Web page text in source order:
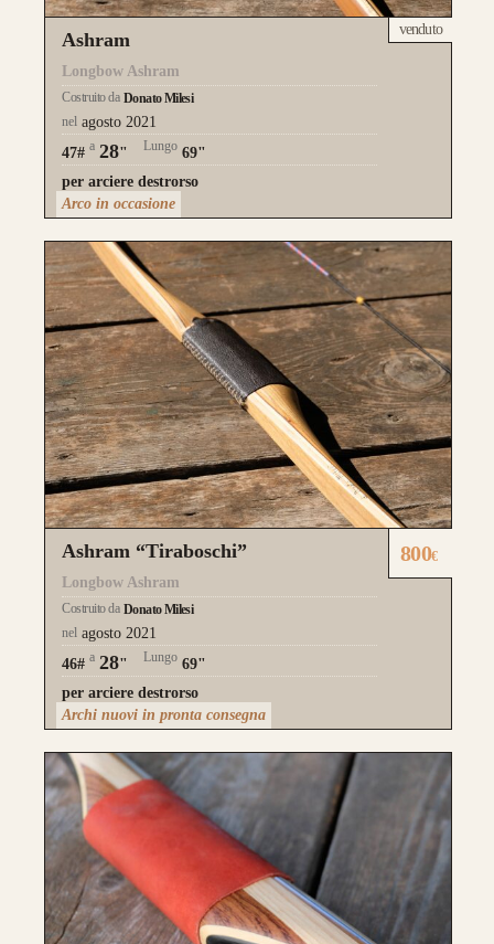
Ashram
Longbow Ashram
Costruito da Donato Milesi
nel agosto 2021
47# a 28" Lungo 69"
per arciere destrorso
venduto
Arco in occasione
Ashram “Tiraboschi”
Longbow Ashram
Costruito da Donato Milesi
nel agosto 2021
46# a 28" Lungo 69"
per arciere destrorso
800€
Archi nuovi in pronta consegna